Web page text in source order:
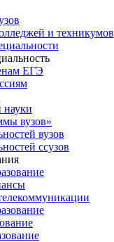
и техникумов
ЕГЭ
науки
вузов»
вузов
ссузов